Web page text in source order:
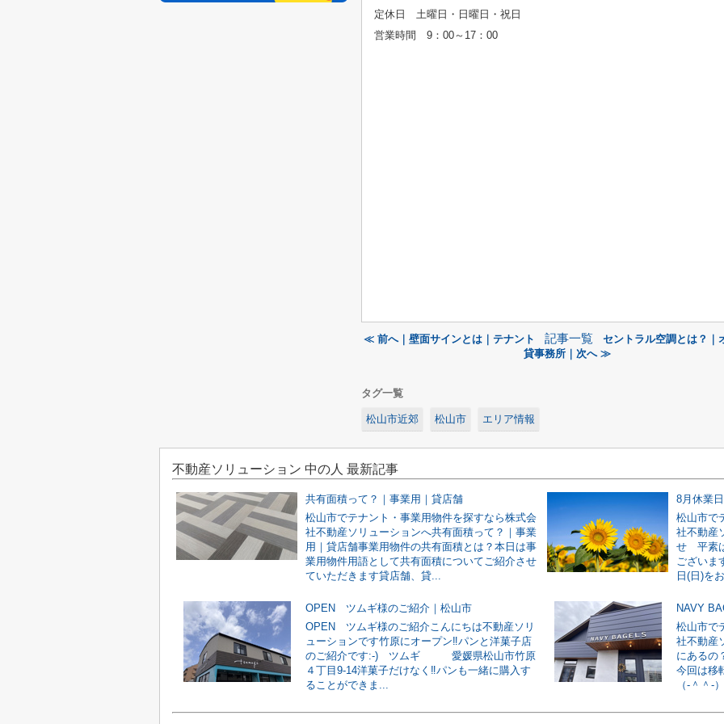
定休日 土曜日・日曜日・祝日
営業時間 9：00～17：00
≪ 前へ｜壁面サインとは｜テナント 記事一覧
セントラル空調とは？｜
貸事務所｜次へ ≫
タグ一覧
松山市近郊 松山市 エリア情報
不動産ソリューション 中の人 最新記事
共有面積って？｜事業用｜貸店舗
松山市でテナント・事業用物件を探すなら株式会
社不動産ソリューションへ共有面積って？｜事業
用｜貸店舗事業用物件の共有面積とは？本日は事
業用物件用語として共有面積についてご紹介させ
ていただきます貸店舗、貸...
8月休業
松山市で
社不動産
せ 平素
ございま
日(日)を
OPEN ツムギ様のご紹介｜松山市
OPEN ツムギ様のご紹介こんにちは不動産ソリ
ューションです竹原にオープン‼パンと洋菓子店
のご紹介です:-) ツムギ 愛媛県松山市竹原
４丁目9-14洋菓子だけなく‼パンも一緒に購入す
ることができま...
NAVY
松山市で
社不動産
にあるの
今回は移
（‐＾＾‐